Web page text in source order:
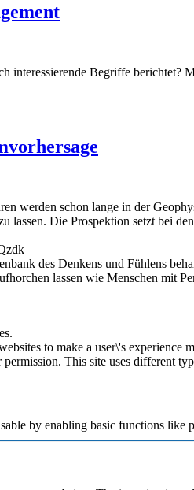
interessierende Begriffe
werden schon lange in der
lassen. Die Prospektion setzt bei
des Denkens und Fühlens
lassen wie Menschen mit
to make a user\'s
This site uses different
by enabling basic functions